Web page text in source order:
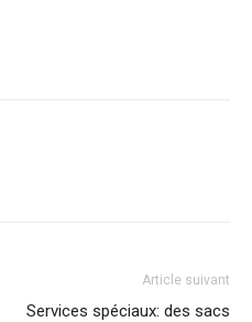
Article suivant
Services spéciaux: des sacs